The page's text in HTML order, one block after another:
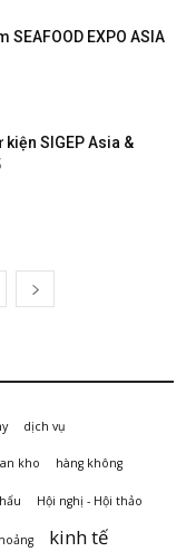
EXPO ASIA
SIGEP Asia &
dịch vụ
kho hàng không
Hội nghị - Hội thảo
kinh tế